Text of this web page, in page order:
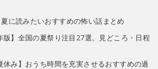
夏に読みたいおすすめの怖い話まとめ
版】全国の夏祭り注目27選。見どころ・日程
休み】おうち時間を充実させるおすすめの過